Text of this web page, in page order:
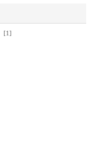
[1]